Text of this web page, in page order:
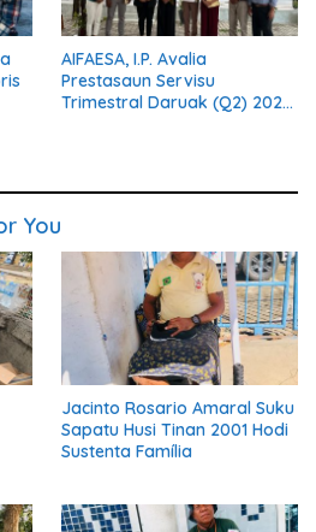
AIFAESA, I.P. Avalia
Prestasaun Servisu
Trimestral Daruak (Q2) 2026
You
Jacinto Rosario Amaral Suku
Sapatu Husi Tinan 2001 Hodi
Sustenta Família